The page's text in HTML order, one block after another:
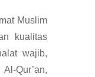
Muslim
kualitas
wajib,
Qur’an,